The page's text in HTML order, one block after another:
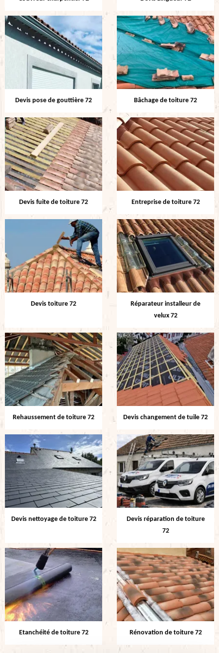
Devis pose de gouttière 72 Bâchage de toiture 72
Devis fuite de toiture 72 Entreprise de toiture 72
Devis toiture 72
Réparateur installeur de
velux 72
Rehaussement de toiture 72 Devis changement de tuile 72
Devis nettoyage de toiture 72
Devis réparation de toiture
72
Etanchéité de toiture 72 Rénovation de toiture 72